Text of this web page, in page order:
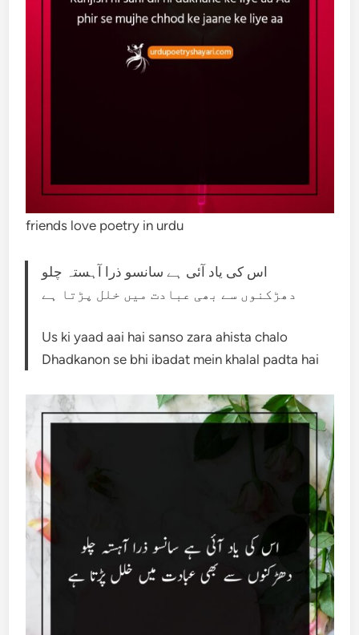
friends love poetry in urdu
اس کی یاد آئی ہے سانسو ذرا آہستہ چلو
دھڑکنوں سے بھی عبادت میں خلل پڑتا ہے
Us ki yaad aai hai sanso zara ahista chalo
Dhadkanon se bhi ibadat mein khalal padta hai